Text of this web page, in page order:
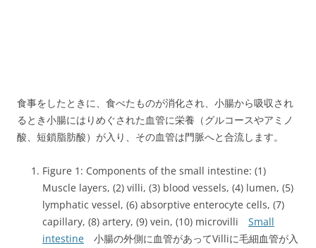
食事をしたときに、食べたものが消化され、小腸から吸収され
るとき小腸にはりめぐされた血管に栄養（グルコースやアミノ
酸、短鎖脂肪酸）が入り、その血管は門脈へと合流します。
Figure 1: Components of the small intestine: (1)
Muscle layers, (2) villi, (3) blood vessels, (4) lumen, (5)
lymphatic vessel, (6) absorptive enterocyte cells, (7)
capillary, (8) artery, (9) vein, (10) microvilli Small
intestine 小腸の外側に血管があってVilliに毛細血管が入